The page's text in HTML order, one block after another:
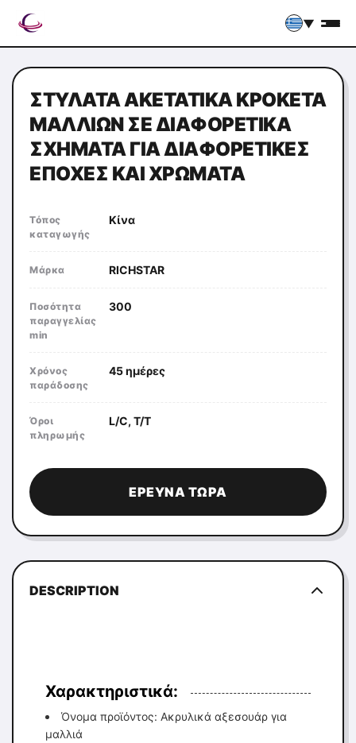
▼
ΣΤΥΛΆΤΑ ΑΚΕΤΑΤΙΚΆ ΚΡΟΚΈΤΑ
ΜΑΛΛΙΏΝ ΣΕ ΔΙΑΦΟΡΕΤΙΚΆ
ΣΧΉΜΑΤΑ ΓΙΑ ΔΙΑΦΟΡΕΤΙΚΈΣ
ΕΠΟΧΈΣ ΚΑΙ ΧΡΏΜΑΤΑ
Τόπος
καταγωγής
Κίνα
Μάρκα RICHSTAR
Ποσότητα
παραγγελίας
min
300
Χρόνος
παράδοσης
45 ημέρες
Όροι
πληρωμής
L/C, T/T
ΈΡΕΥΝΑ ΤΏΡΑ
DESCRIPTION
Χαρακτηριστικά:
Όνομα προϊόντος: Ακρυλικά αξεσουάρ για
μαλλιά